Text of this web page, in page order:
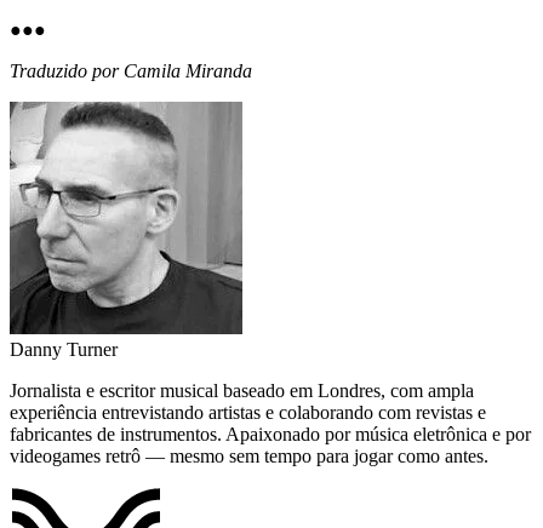
●●●
Traduzido por Camila Miranda
Danny Turner
Jornalista e escritor musical baseado em Londres, com ampla
experiência entrevistando artistas e colaborando com revistas e
fabricantes de instrumentos. Apaixonado por música eletrônica e por
videogames retrô — mesmo sem tempo para jogar como antes.